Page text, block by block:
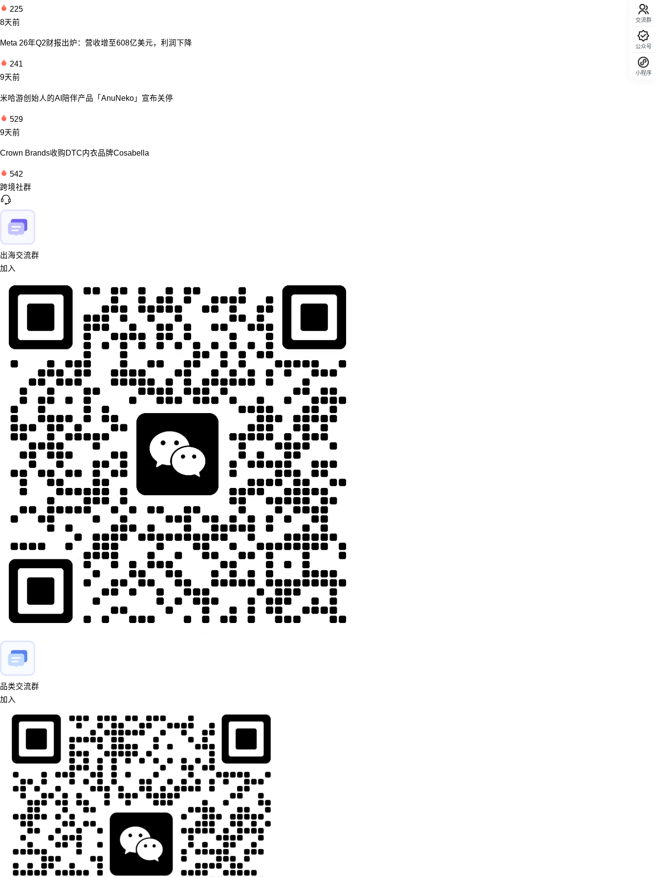
225
8天前
Meta 26年Q2财报出炉：营收增至608亿美元，利润下降
241
9天前
米哈游创始人的AI陪伴产品「AnuNeko」宣布关停
529
9天前
Crown Brands收购DTC内衣品牌Cosabella
542
跨境社群
出海交流群
加入
品类交流群
加入
交流群
公众号
小程序